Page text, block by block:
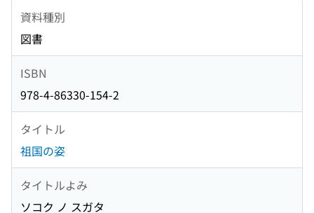
資料種別
図書
ISBN
978-4-86330-154-2
タイトル
祖国の姿
タイトルよみ
ソコク ノ スガタ